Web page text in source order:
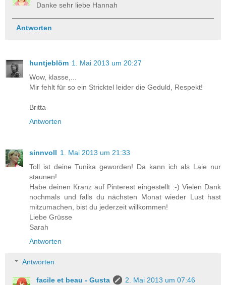
Danke sehr liebe Hannah
Antworten
huntjeblöm 1. Mai 2013 um 20:27
Wow, klasse,...
Mir fehlt für so ein Stricktel leider die Geduld, Respekt!
Britta
Antworten
sinnvoll 1. Mai 2013 um 21:33
Toll ist deine Tunika geworden! Da kann ich als Laie nur
staunen!
Habe deinen Kranz auf Pinterest eingestellt :-) Vielen Dank
nochmals und falls du nächsten Monat wieder Lust hast
mitzumachen, bist du jederzeit willkommen!
Liebe Grüsse
Sarah
Antworten
Antworten
facile et beau - Gusta
2. Mai 2013 um 07:46